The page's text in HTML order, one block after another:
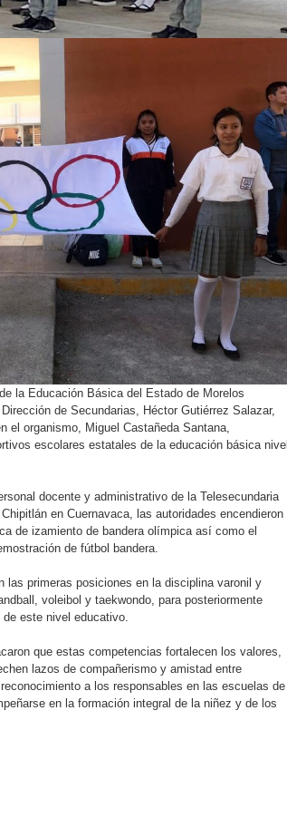
la Educación Básica del Estado de Morelos
de Secundarias, Héctor Gutiérrez Salazar,
el organismo, Miguel Castañeda Santana,
escolares estatales de la educación básica nivel
docente y administrativo de la Telesecundaria
en Cuernavaca, las autoridades encendieron
de izamiento de bandera olímpica así como el
de fútbol bandera.
las primeras posiciones en la disciplina varonil y
voleibol y taekwondo, para posteriormente
este nivel educativo.
que estas competencias fortalecen los valores,
lazos de compañerismo y amistad entre
a los responsables en las escuelas de
en la formación integral de la niñez y de los